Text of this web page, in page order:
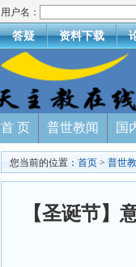
用户名：
答疑 资料下载
首 页 普世教闻 国
您当前的位置： 首页 > 普世
【圣诞节】